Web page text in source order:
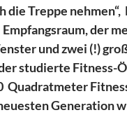
die Treppe
der
und zwei (!)
studierte Fitness-
Quadratmeter
Generation